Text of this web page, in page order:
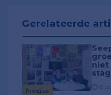
Gerelateerde
Premium
niet